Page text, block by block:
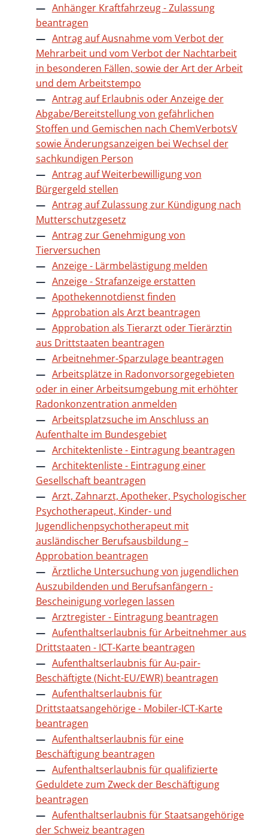
Anhänger Kraftfahrzeug - Zulassung
beantragen
Antrag auf Ausnahme vom Verbot der
Mehrarbeit und vom Verbot der Nachtarbeit
in besonderen Fällen, sowie der Art der Arbeit
und dem Arbeitstempo
Antrag auf Erlaubnis oder Anzeige der
Abgabe/Bereitstellung von gefährlichen
Stoffen und Gemischen nach ChemVerbotsV
sowie Änderungsanzeigen bei Wechsel der
sachkundigen Person
Antrag auf Weiterbewilligung von
Bürgergeld stellen
Antrag auf Zulassung zur Kündigung nach
Mutterschutzgesetz
Antrag zur Genehmigung von
Tierversuchen
Anzeige - Lärmbelästigung melden
Anzeige - Strafanzeige erstatten
Apothekennotdienst finden
Approbation als Arzt beantragen
Approbation als Tierarzt oder Tierärztin
aus Drittstaaten beantragen
Arbeitnehmer-Sparzulage beantragen
Arbeitsplätze in Radonvorsorgegebieten
oder in einer Arbeitsumgebung mit erhöhter
Radonkonzentration anmelden
Arbeitsplatzsuche im Anschluss an
Aufenthalte im Bundesgebiet
Architektenliste - Eintragung beantragen
Architektenliste - Eintragung einer
Gesellschaft beantragen
Arzt, Zahnarzt, Apotheker, Psychologischer
Psychotherapeut, Kinder- und
Jugendlichenpsychotherapeut mit
ausländischer Berufsausbildung –
Approbation beantragen
Ärztliche Untersuchung von jugendlichen
Auszubildenden und Berufsanfängern -
Bescheinigung vorlegen lassen
Arztregister - Eintragung beantragen
Aufenthaltserlaubnis für Arbeitnehmer aus
Drittstaaten - ICT-Karte beantragen
Aufenthaltserlaubnis für Au-pair-
Beschäftigte (Nicht-EU/EWR) beantragen
Aufenthaltserlaubnis für
Drittstaatsangehörige - Mobiler-ICT-Karte
beantragen
Aufenthaltserlaubnis für eine
Beschäftigung beantragen
Aufenthaltserlaubnis für qualifizierte
Geduldete zum Zweck der Beschäftigung
beantragen
Aufenthaltserlaubnis für Staatsangehörige
der Schweiz beantragen